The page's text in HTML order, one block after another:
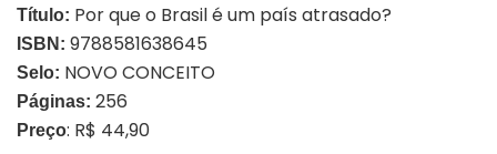
Título: Por que o Brasil é um país atrasado?
ISBN: 9788581638645
Selo: NOVO CONCEITO
Páginas: 256
Preço: R$ 44,90